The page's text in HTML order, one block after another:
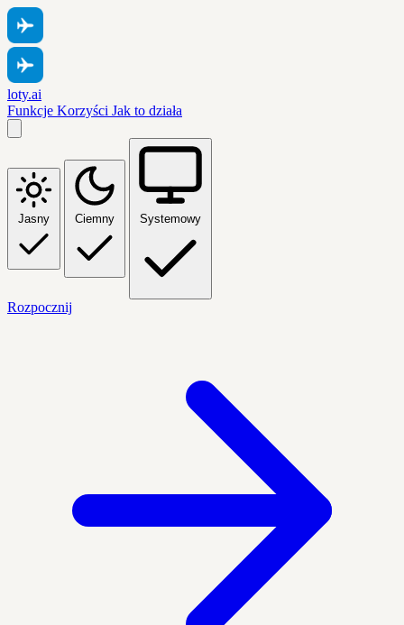
loty.ai
Funkcje Korzyści Jak to działa
Jasny Ciemny Systemowy
Rozpocznij